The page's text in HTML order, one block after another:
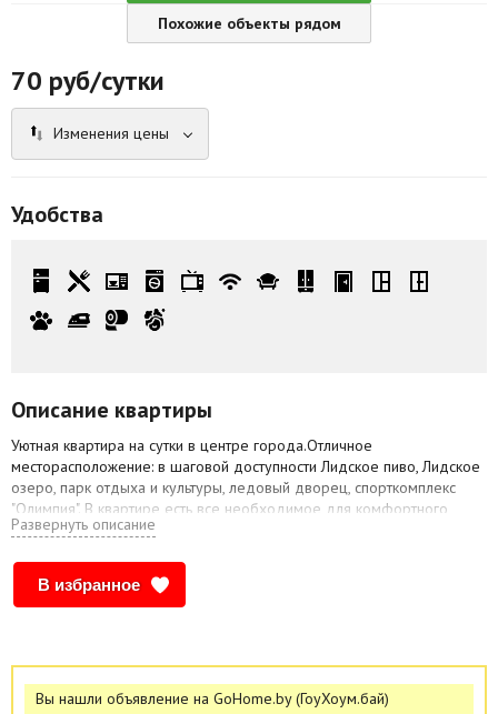
Способы оплатыПохожие объекты рядом
70 руб/сутки
Изменения цены
Удобства
Описание квартиры
Уютная квартира на сутки в центре города.Отличное
месторасположение: в шаговой доступности Лидское пиво, Лидское
озеро, парк отдыха и культуры, ледовый дворец, спорткомплекс
"Олимпия". В квартире есть все необходимое для комфортного
проживания: новая мебель, хороший ремонт, необходимая бытовая
ДОГОВОРНАЯ В ЗАВИСИМОСТИ ОТ КОЛИЧЕСТВА ЧЕЛОВЕК,
проживающих в квартире .
Развернуть описание
В избранное
Вы нашли объявление на GoHome.by (ГоуХоум.бай)